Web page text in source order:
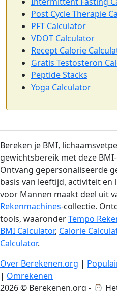
Post Cycle Therapie
PFT Calculator
VDOT Calculator
Recept Calorie
Gratis Testosteron
Peptide Stacks
Yoga Calculator
Bereken je BMI,
gewichtsbereik met deze
Ontvang gepersonaliseerde
basis van leeftijd, activiteit en
voor Mannen maakt deel uit
Rekenmachines-collectie.
tools, waaronderTempo
BMI Calculator, Calorie
Calculator.
Over Berekenen.org |
| Omrekenen
2026 © Berekenen.org - ⌚